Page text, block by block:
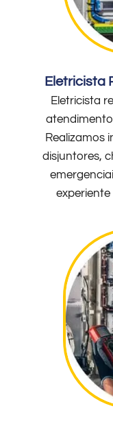
Eletricista
Eletricista
Realizamos
disjuntores,